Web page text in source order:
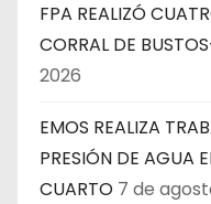
FPA REALIZÓ
CORRAL DE
2026
EMOS REALIZA
PRESIÓN DE AGUA
CUARTO 7 de